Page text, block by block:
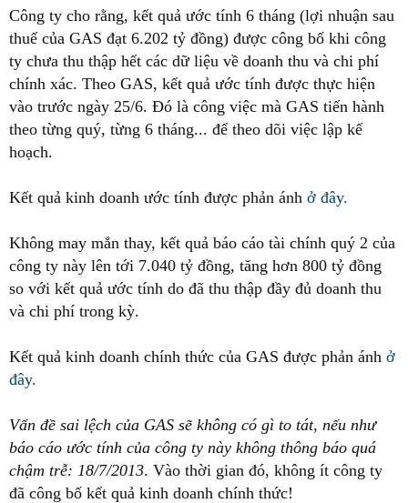
Công ty cho rằng, kết quả ước tính 6 tháng (lợi nhuận sau
thuế của GAS đạt 6.202 tỷ đồng) được công bố khi công
ty chưa thu thập hết các dữ liệu về doanh thu và chi phí
chính xác. Theo GAS, kết quả ước tính được thực hiện
vào trước ngày 25/6. Đó là công việc mà GAS tiến hành
theo từng quý, từng 6 tháng... để theo dõi việc lập kế
hoạch.
Kết quả kinh doanh ước tính được phản ánh ở đây.
Không may mắn thay, kết quả báo cáo tài chính quý 2 của
công ty này lên tới 7.040 tỷ đồng, tăng hơn 800 tỷ đồng
so với kết quả ước tính do đã thu thập đầy đủ doanh thu
và chi phí trong kỳ.
Kết quả kinh doanh chính thức của GAS được phản ánh ở
đây.
Vấn đề sai lệch của GAS sẽ không có gì to tát, nếu như
báo cáo ước tính của công ty này không thông báo quá
chậm trễ: 18/7/2013. Vào thời gian đó, không ít công ty
đã công bố kết quả kinh doanh chính thức!